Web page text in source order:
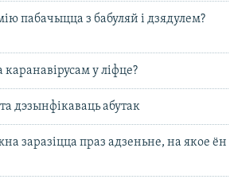
пабачыцца з бабуляй і дзядулем?
у ліфце?
дэзынфікаваць абутак
заразіцца праз адзеньне, на якое ён